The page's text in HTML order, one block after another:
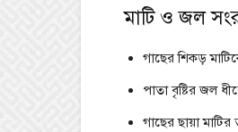
মাটি ও জল
গাছের শিকড়
পাতা বৃষ্টির জল
গাছের ছায়া মাটির